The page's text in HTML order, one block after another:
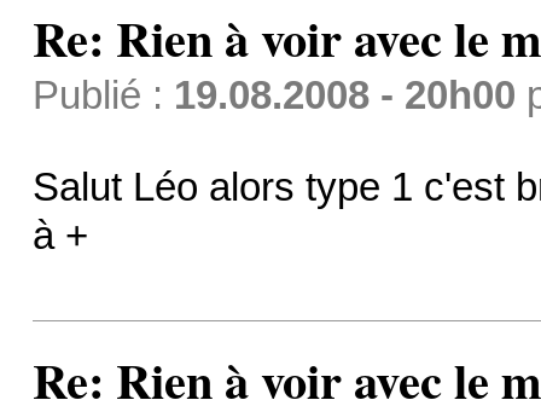
Re: Rien à voir avec le
Publié : 19.08.2008 - 20h00
Salut Léo alors type 1 c'est
à +
Re: Rien à voir avec le